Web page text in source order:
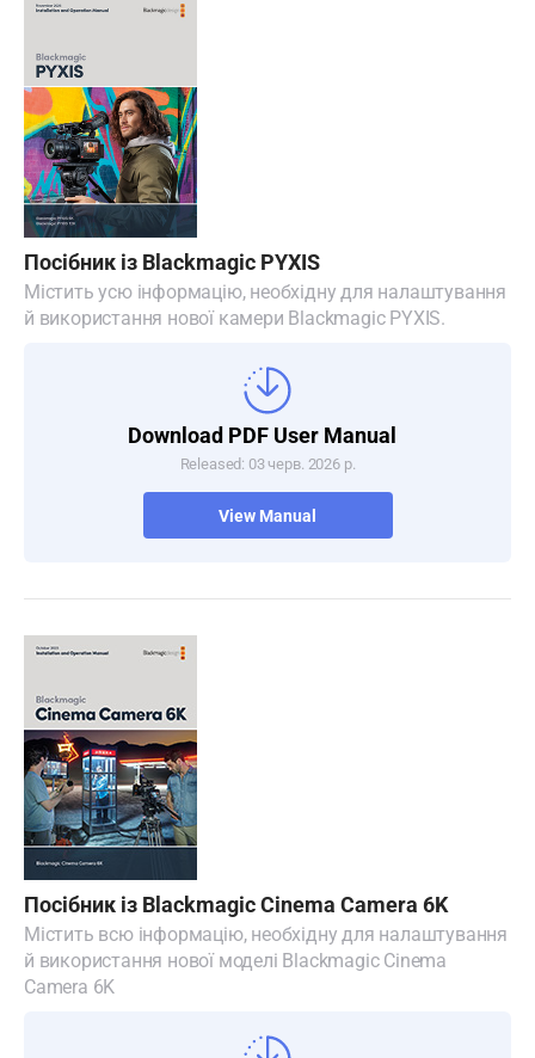
Посібник із Blackmagic PYXIS
Містить усю інформацію, необхідну для налаштування
й використання нової камери Blackmagic PYXIS.
Download PDF User Manual
Released: 03 черв. 2026 р.
View Manual
Посібник із Blackmagic Cinema Camera 6K
Містить всю інформацію, необхідну для налаштування
й використання нової моделі Blackmagic Cinema
Camera 6K